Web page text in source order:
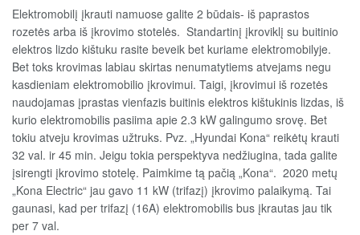
Elektromobilį įkrauti namuose galite 2 būdais- iš paprastos
rozetės arba iš įkrovimo stotelės. Standartinį įkroviklį su buitinio
elektros lizdo kištuku rasite beveik bet kuriame elektromobilyje.
Bet toks krovimas labiau skirtas nenumatytiems atvejams negu
kasdieniam elektromobilio įkrovimui. Taigi, įkrovimui iš rozetės
naudojamas įprastas vienfazis buitinis elektros kištukinis lizdas, iš
kurio elektromobilis pasiima apie 2.3 kW galingumo srovę. Bet
tokiu atveju krovimas užtruks. Pvz. „Hyundai Kona“ reikėtų krauti
32 val. ir 45 min. Jeigu tokia perspektyva nedžiugina, tada galite
įsirengti įkrovimo stotelę. Paimkime tą pačią „Kona“. 2020 metų
„Kona Electric“ jau gavo 11 kW (trifazį) įkrovimo palaikymą. Tai
gaunasi, kad per trifazį (16A) elektromobilis bus įkrautas jau tik
per 7 val.